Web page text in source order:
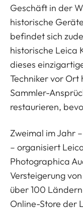
Geschäft in der
historische
befindet sich
historische Leica
dieses
Techniker vor Ort
Sammler-
restaurieren,
Zweimal im Jahr
– organisiert
Photographica
Versteigerung
über 100
Online-Store der